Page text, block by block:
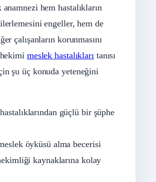
hem hastalıkların
engeller, hem de
çalışanların korunmasını
meslek hastalıklarıtanısı
şu üç konuda yeteneğini
güçlü bir şüphe
öyküsü alma becerisi
kaynaklarına kolay